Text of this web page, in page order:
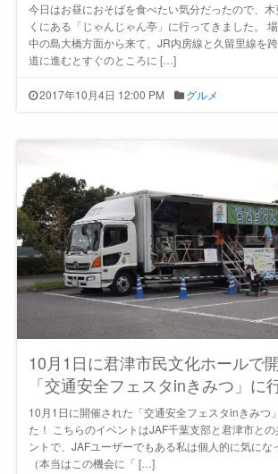
今日はお昼におそばを食べたい気分だったので、
くにある「じゃんじゃん亭」に行ってきました。
中の島大橋方面から来て、JR内房線と久留里線を
道に進むとすぐのところに […]
2017年10月4日 12:00 PM グルメ
10月1日に君津市民文化ホールで
「交通安全フェスタinきみつ」に
10月1日に開催された「交通安全フェスタinきみつ
た！ こちらのイベントはJAF千葉支部と君津市と
ントで、JAFユーザーでもある私は個人的に気にな
（本当はこの機会に「 […]